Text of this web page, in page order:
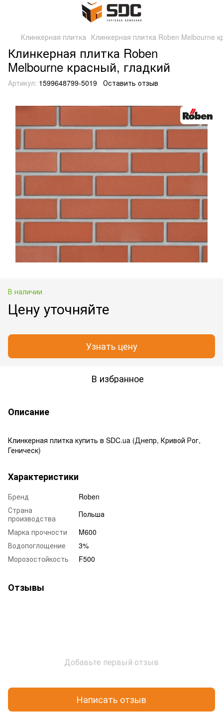
Клинкерная плитка Клинкерная плитка Roben Melbourne
Клинкерная плитка Roben
Melbourne красный, гладкий
Артикул: 1599648799-5019 Оставить отзыв
В наличии
Цену уточняйте
Узнать цену
В избранное
Описание
Клинкерная плитка купить в SDC.ua (Днепр, Кривой Рог,
Геническ)
Характеристики
Бренд
Roben
Страна
производства
Польша
Марка прочности
M600
Водопоглощение
3%
Морозостойкость
F500
Отзывы
Добавьте первый отзыв
Написать отзыв